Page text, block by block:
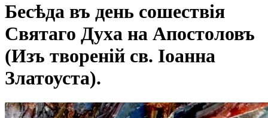
Бесѣда въ день сошествія
Святаго Духа на Апостоловъ
(Изъ твореній св. Іоанна
Златоуста).